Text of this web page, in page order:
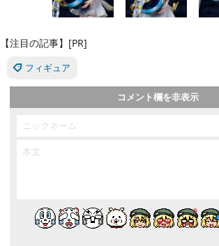
【注目の記事】[PR]
フィギュア
コメント欄を非表示